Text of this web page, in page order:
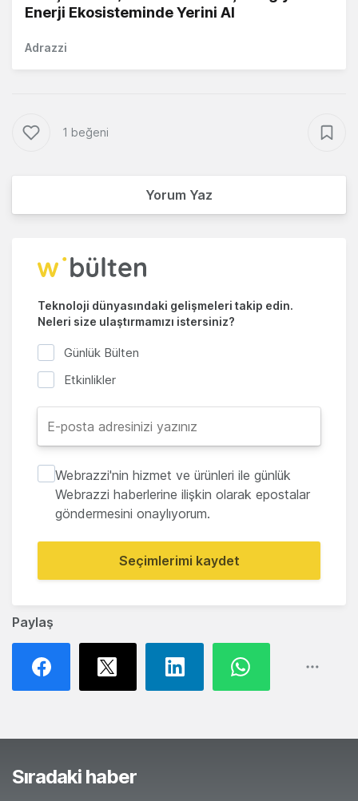
Paylaş
Enerji Ekosisteminde Yerini Al
Adrazzi
1 beğeni
Yorum Yaz
Teknoloji dünyasındaki gelişmeleri takip edin.
Neleri size ulaştırmamızı istersiniz?
Günlük Bülten
Etkinlikler
Webrazzi'nin hizmet ve ürünleri ile günlük
Webrazzi haberlerine ilişkin olarak epostalar
göndermesini onaylıyorum.
Seçimlerimi kaydet
Sıradaki haber